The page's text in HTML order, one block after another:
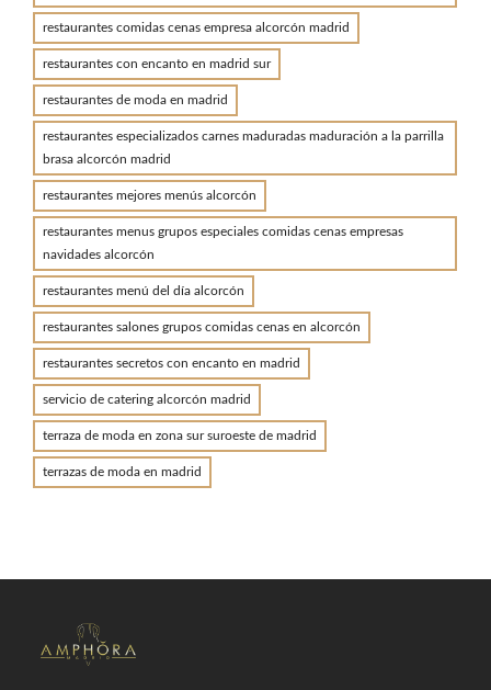
restaurantes comidas cenas empresa alcorcón madrid
restaurantes con encanto en madrid sur
restaurantes de moda en madrid
restaurantes especializados carnes maduradas maduración a la parrilla
brasa alcorcón madrid
restaurantes mejores menús alcorcón
restaurantes menus grupos especiales comidas cenas empresas
navidades alcorcón
restaurantes menú del día alcorcón
restaurantes salones grupos comidas cenas en alcorcón
restaurantes secretos con encanto en madrid
servicio de catering alcorcón madrid
terraza de moda en zona sur suroeste de madrid
terrazas de moda en madrid